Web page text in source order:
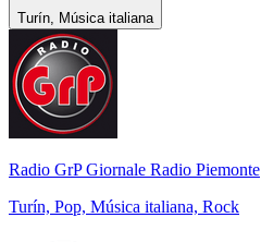
Turín, Música italiana
Radio GrP Giornale Radio Piemonte
Turín, Pop, Música italiana, Rock